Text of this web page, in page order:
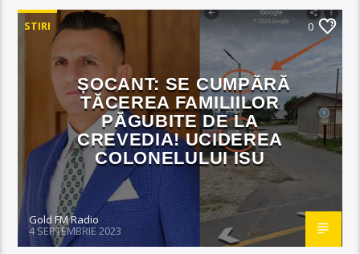
STIRI 0
ȘOCANT: SE CUMPĂRĂ
TĂCEREA FAMILIILOR
PĂGUBITE DE LA
CREVEDIA! UCIDEREA
COLONELULUI ISU
Gold FM Radio
4 SEPTEMBRIE 2023